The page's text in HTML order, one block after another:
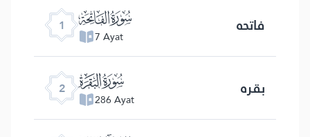
1 ﮍ
7 Ayat فاتحه
2 ﮎ
286 Ayat بقره